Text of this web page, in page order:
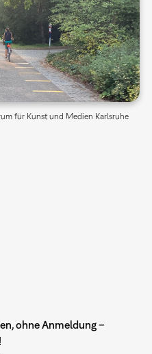
für Kunst und Medien Karlsruhe
ohne Anmeldung –